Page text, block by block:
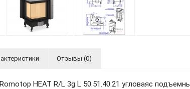
Отзывы (0)
HEAT R/L 3g L 50.51.40.21 угловаяс